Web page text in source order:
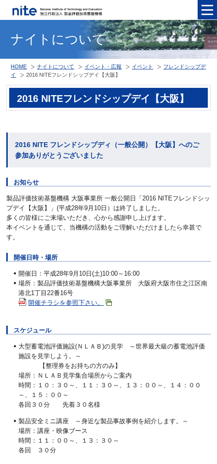
ナイトについて
HOME ナイトについて イベント・広報 イベント
フレンドシップデ
イ
2016 NITEフレンドシップデイ【大阪】
2016 NITEフレンドシップデイ【大阪】
2016 NITE フレンドシップディ（一般公開）【大阪】へのご
参加ありがとうございました
お知らせ
製品評価技術基盤機構 大阪事業所 一般公開日「2016 NITEフレンドシッ
プデイ【大阪】」(平成28年9月10日）は終了しました。
多くの皆様にご来場いただき、心から感謝申し上げます。
本イベントを通じて、当機構の活動をご理解いただけましたら幸甚で
す。
開催日時・場所
開催日：平成28年9月10日(土)10:00～16:00
場所：製品評価技術基盤機構大阪事業所 大阪府大阪市住之江区南
港北1丁目22番16号
開催チラシを参照下さい。
スケジュール
大型蓄電池評価施設(ＮＬＡＢ)の見学 ～世界最大級の蓄電池評価
施設を見学しよう。～
【整理券をお持ちの方のみ】
場所：ＮＬＡＢ見学集合場所からご案内
時間：１０：３０～、１１：３０～、１３：００～、１４：００
～、１５：００～
各回３０分 先着３０名様
製品安全ミニ講座 ～身近な製品事故事例を紹介します。～
場所：講座・映像ブース
時間：１１：００～、１３：３０～
各回 ３０分